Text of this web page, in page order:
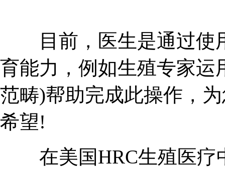
目前，医生是通过使
育能力，例如生殖专家运
范畴)帮助完成此操作，
希望!
在美国HRC生殖医疗